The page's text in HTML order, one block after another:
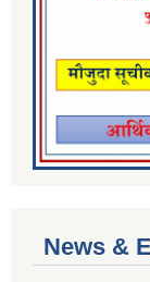
News &